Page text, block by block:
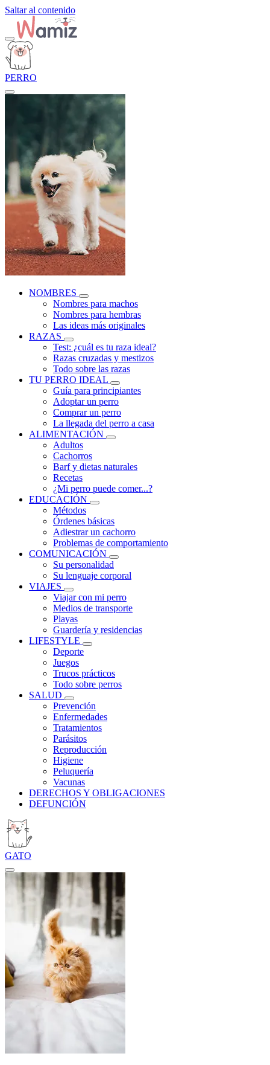
Saltar al contenido
PERRO
NOMBRES
Nombres para machos
Nombres para hembras
Las ideas más originales
RAZAS
Test: ¿cuál es tu raza ideal?
Razas cruzadas y mestizos
Todo sobre las razas
TU PERRO IDEAL
Guía para principiantes
Adoptar un perro
Comprar un perro
La llegada del perro a casa
ALIMENTACIÓN
Adultos
Cachorros
Barf y dietas naturales
Recetas
¿Mi perro puede comer...?
EDUCACIÓN
Métodos
Órdenes básicas
Adiestrar un cachorro
Problemas de comportamiento
COMUNICACIÓN
Su personalidad
Su lenguaje corporal
VIAJES
Viajar con mi perro
Medios de transporte
Playas
Guardería y residencias
LIFESTYLE
Deporte
Juegos
Trucos prácticos
Todo sobre perros
SALUD
Prevención
Enfermedades
Tratamientos
Parásitos
Reproducción
Higiene
Peluquería
Vacunas
DERECHOS Y OBLIGACIONES
DEFUNCIÓN
GATO